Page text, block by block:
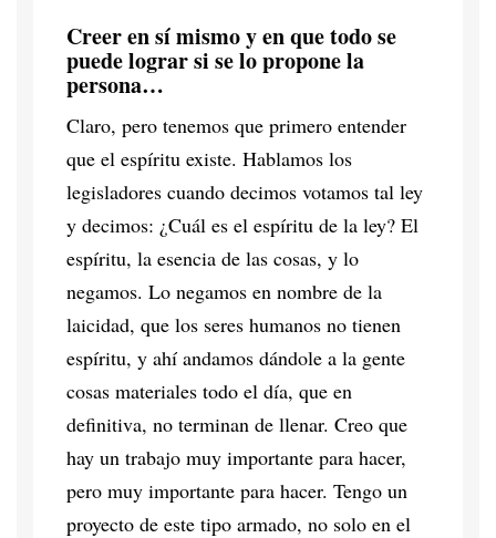
Creer en sí mismo y en que todo se
puede lograr si se lo propone la
persona…
Claro, pero tenemos que primero entender
que el espíritu existe. Hablamos los
legisladores cuando decimos votamos tal ley
y decimos: ¿Cuál es el espíritu de la ley? El
espíritu, la esencia de las cosas, y lo
negamos. Lo negamos en nombre de la
laicidad, que los seres humanos no tienen
espíritu, y ahí andamos dándole a la gente
cosas materiales todo el día, que en
definitiva, no terminan de llenar. Creo que
hay un trabajo muy importante para hacer,
pero muy importante para hacer. Tengo un
proyecto de este tipo armado, no solo en el